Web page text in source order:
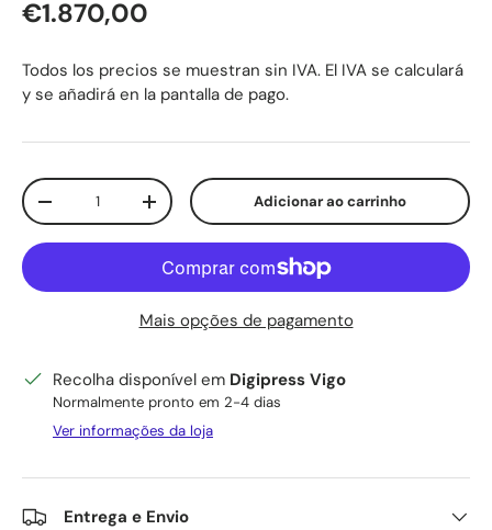
Preço normal
€1.870,00
Todos los precios se muestran sin IVA. El IVA se calculará
y se añadirá en la pantalla de pago.
Qtd.
Diminuir quantidadeAumente a quantidadeAdicionar ao carrinho
Mais opções de pagamento
Recolha disponível em Digipress Vigo
Normalmente pronto em 2-4 dias
Ver informações da loja
Entrega e Envio